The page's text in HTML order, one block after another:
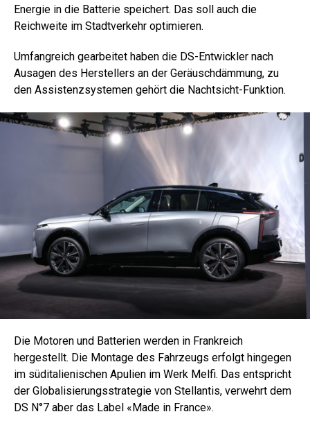
Energie in die Batterie speichert. Das soll auch die
Reichweite im Stadtverkehr optimieren.
Umfangreich gearbeitet haben die DS-Entwickler nach
Ausagen des Herstellers an der Geräuschdämmung, zu
den Assistenzsystemen gehört die Nachtsicht-Funktion.
Die Motoren und Batterien werden in Frankreich
hergestellt. Die Montage des Fahrzeugs erfolgt hingegen
im süditalienischen Apulien im Werk Melfi. Das entspricht
der Globalisierungsstrategie von Stellantis, verwehrt dem
DS N°7 aber das Label «Made in France».